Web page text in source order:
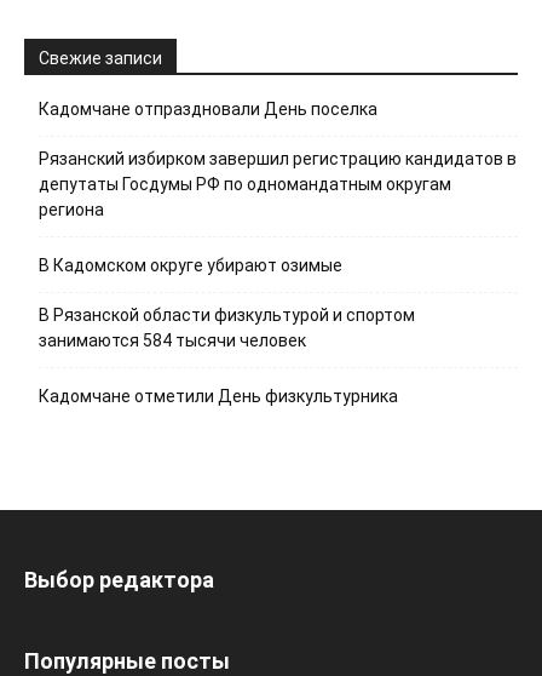
Свежие записи
Кадомчане отпраздновали День поселка
Рязанский избирком завершил регистрацию кандидатов в
депутаты Госдумы РФ по одномандатным округам
региона
В Кадомском округе убирают озимые
В Рязанской области физкультурой и спортом
занимаются 584 тысячи человек
Кадомчане отметили День физкультурника
Выбор редактора
Популярные посты